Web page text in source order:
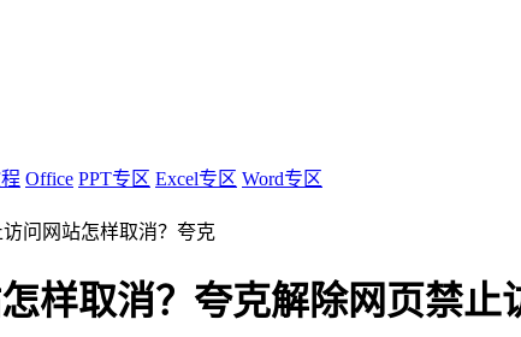
Office PPT专区 Excel专区 Word专区
问网站怎样取消？夸克
样取消？夸克解除网页禁止